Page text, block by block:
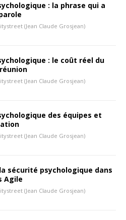
: la phrase qui a
(Jean Claude Grosjean)
: le coût réel du
(Jean Claude Grosjean)
des équipes et
(Jean Claude Grosjean)
sécurité psychologique dans
Agile
(Jean Claude Grosjean)